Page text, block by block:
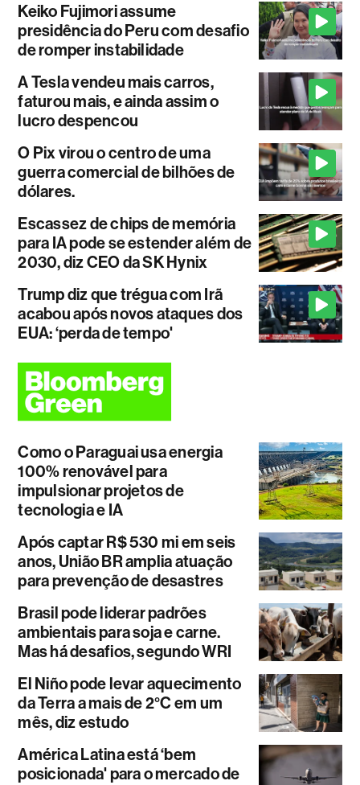
Keiko Fujimori assume
presidência do Peru com desafio
de romper instabilidade
A Tesla vendeu mais carros,
faturou mais, e ainda assim o
lucro despencou
O Pix virou o centro de uma
guerra comercial de bilhões de
dólares.
Escassez de chips de memória
para IA pode se estender além de
2030, diz CEO da SK Hynix
Trump diz que trégua com Irã
acabou após novos ataques dos
EUA: ‘perda de tempo'
Como o Paraguai usa energia
100% renovável para
impulsionar projetos de
tecnologia e IA
Após captar R$ 530 mi em seis
anos, União BR amplia atuação
para prevenção de desastres
Brasil pode liderar padrões
ambientais para soja e carne.
Mas há desafios, segundo WRI
El Niño pode levar aquecimento
da Terra a mais de 2°C em um
mês, diz estudo
América Latina está ‘bem
posicionada' para o mercado de